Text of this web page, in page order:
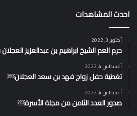
احدث المشاهدات
أكتوبر 3, 2022
حرم العم الشيخ ابراهيم بن عبدالعزيز
أغسطس 4, 2022
تغطية حفل زواج فهد بن سعد العجلان￼
أغسطس 4, 2022
صدور العدد الثامن من مجلة الأسرة￼